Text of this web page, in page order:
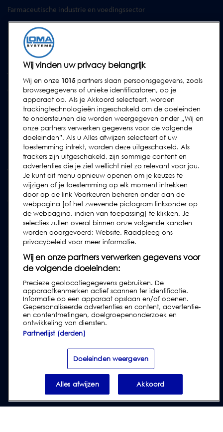
Farmaceutische industrie en voedingssector
SERVICES
Service Contracten
Reserve-onderdelen
Test Samples
Opleidingscentrum
Upgrades
SUPPORT
Neem contact met ons op
Verzoek Voor Ondersteuning Indienen
Gebruikershandleidingen
Industrierichtlijnen
Legacy Producten
Subscribe to our Newsletter
Privacy & Cookies|Disclaimer|Klantenvoorwaarden
|Modern Slavery Act Transparency Statement
Report Code of Conduct Violation
© 2026 Loma Systems - A Division of ITW
Wij vinden uw privacy belangrijk
Wij en onze 1015partners slaan persoonsgegevens, zoals
browsegegevens of unieke identificatoren, op je
apparaat op. Als je Akkoord selecteert, worden
trackingtechnologieën ingeschakeld om de doeleinden
te ondersteunen die worden weergegeven onder „Wij en
onze partners verwerken gegevens voor de volgende
doeleinden”. Als u Alles afwijzen selecteert of uw
toestemming intrekt, worden deze uitgeschakeld. Als
trackers zijn uitgeschakeld, zijn sommige content en
advertenties die je ziet wellicht niet zo relevant voor jou.
Je kunt dit menu opnieuw openen om je keuzes te
wijzigen of je toestemming op elk moment intrekken
door op de link Voorkeuren beheren onder aan de
webpagina [of het zwevende pictogram linksonder op
de webpagina, indien van toepassing] te klikken. Je
selecties zullen overal binnen onze volgende kanalen
worden doorgevoerd: Website. Raadpleeg ons
privacybeleid voor meer informatie.
Wij en onze partners verwerken gegevens voor
de volgende doeleinden:
Precieze geolocatiegegevens gebruiken. De
apparaatkenmerken actief scannen ter identificatie.
Informatie op een apparaat opslaan en/of openen.
Gepersonaliseerde advertenties en content, advertentie-
en contentmetingen, doelgroepenonderzoek en
ontwikkeling van diensten.
Partnerlijst (derden)
Doeleinden weergeven
Alles afwijzen Akkoord